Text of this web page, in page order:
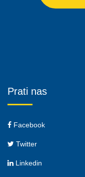
Prati nas
Facebook
Twitter
Linkedin